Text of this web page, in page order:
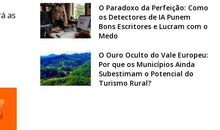
as
O Paradoxo da Perfeição: Como
os Detectores de IA Punem
Bons Escritores e Lucram com o
Medo
O Ouro Oculto do Vale Europeu:
Por que os Municípios Ainda
Subestimam o Potencial do
Turismo Rural?